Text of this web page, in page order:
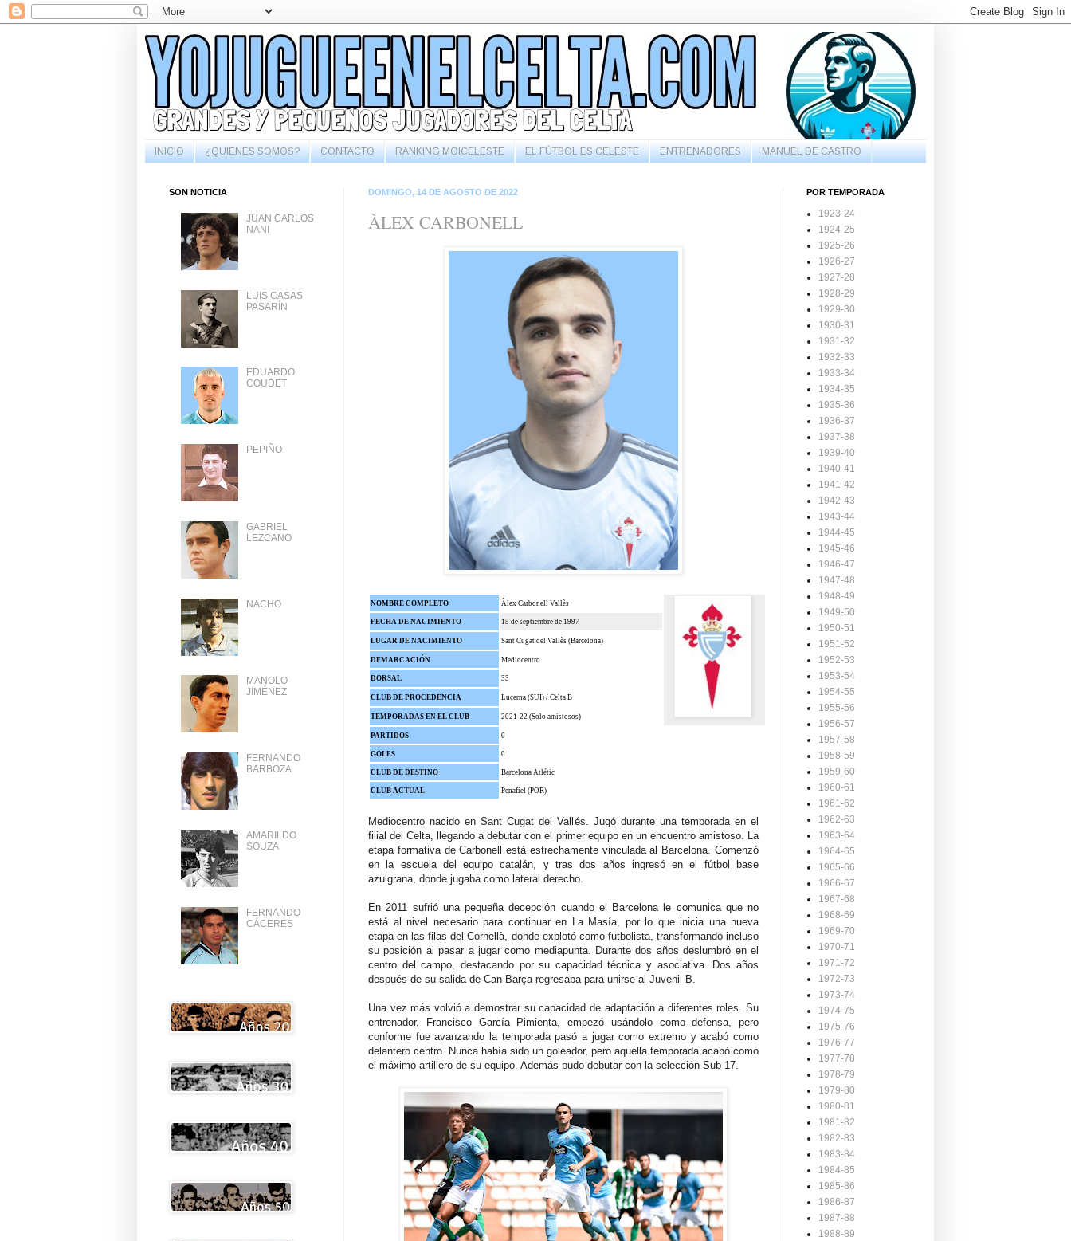
INICIO ¿QUIENES SOMOS? CONTACTO RANKING MOICELESTE EL FÚTBOL ES CELESTE ENTRENADORES MANUEL DE CASTRO
DOMINGO, 14 DE AGOSTO DE 2022
ÀLEX CARBONELL
NOMBRE COMPLETO Àlex Carbonell Vallès
FECHA DE NACIMIENTO 15 de septiembre de 1997
LUGAR DE NACIMIENTO Sant Cugat del Vallès (Barcelona)
DEMARCACIÓN Mediocentro
DORSAL 33
CLUB DE PROCEDENCIA Lucerna (SUI) / Celta B
TEMPORADAS EN EL CLUB 2021-22 (Solo amistosos)
PARTIDOS 0
GOLES 0
CLUB DE DESTINO Barcelona Atlétic
CLUB ACTUAL Penafiel (POR)
Mediocentro nacido en Sant Cugat del Vallés. Jugó durante una temporada en el
filial del Celta, llegando a debutar con el primer equipo en un encuentro amistoso. La
etapa formativa de Carbonell está estrechamente vinculada al Barcelona. Comenzó
en la escuela del equipo catalán, y tras dos años ingresó en el fútbol base
azulgrana, donde jugaba como lateral derecho.
En 2011 sufrió una pequeña decepción cuando el Barcelona le comunica que no
está al nivel necesario para continuar en La Masía, por lo que inicia una nueva
etapa en las filas del Cornellà, donde explotó como futbolista, transformando incluso
su posición al pasar a jugar como mediapunta. Durante dos años deslumbró en el
centro del campo, destacando por su capacidad técnica y asociativa. Dos años
después de su salida de Can Barça regresaba para unirse al Juvenil B.
Una vez más volvió a demostrar su capacidad de adaptación a diferentes roles. Su
entrenador, Francisco García Pimienta, empezó usándolo como defensa, pero
conforme fue avanzando la temporada pasó a jugar como extremo y acabó como
delantero centro. Nunca había sido un goleador, pero aquella temporada acabó como
el máximo artillero de su equipo. Además pudo debutar con la selección Sub-17.
SON NOTICIA
JUAN CARLOS
NANI
LUIS CASAS
PASARÍN
EDUARDO
COUDET
PEPIÑO
GABRIEL
LEZCANO
NACHO
MANOLO
JIMÉNEZ
FERNANDO
BARBOZA
AMARILDO
SOUZA
FERNANDO
CÁCERES
POR TEMPORADA
1923-24
1924-25
1925-26
1926-27
1927-28
1928-29
1929-30
1930-31
1931-32
1932-33
1933-34
1934-35
1935-36
1936-37
1937-38
1939-40
1940-41
1941-42
1942-43
1943-44
1944-45
1945-46
1946-47
1947-48
1948-49
1949-50
1950-51
1951-52
1952-53
1953-54
1954-55
1955-56
1956-57
1957-58
1958-59
1959-60
1960-61
1961-62
1962-63
1963-64
1964-65
1965-66
1966-67
1967-68
1968-69
1969-70
1970-71
1971-72
1972-73
1973-74
1974-75
1975-76
1976-77
1977-78
1978-79
1979-80
1980-81
1981-82
1982-83
1983-84
1984-85
1985-86
1986-87
1987-88
1988-89